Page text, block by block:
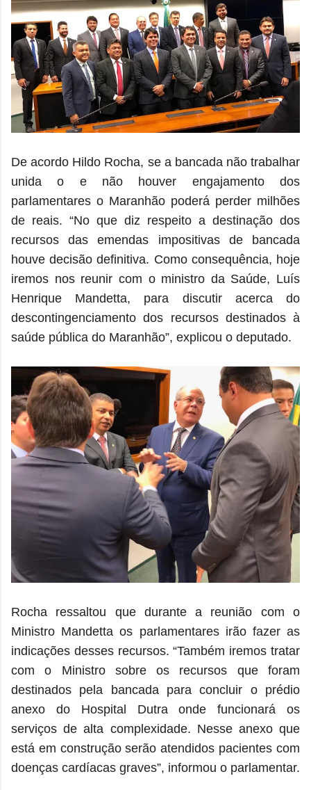
De acordo Hildo Rocha, se a bancada não trabalhar
unida o e não houver engajamento dos
parlamentares o Maranhão poderá perder milhões
de reais. “No que diz respeito a destinação dos
recursos das emendas impositivas de bancada
houve decisão definitiva. Como consequência, hoje
iremos nos reunir com o ministro da Saúde, Luís
Henrique Mandetta, para discutir acerca do
descontingenciamento dos recursos destinados à
saúde pública do Maranhão”, explicou o deputado.
Rocha ressaltou que durante a reunião com o
Ministro Mandetta os parlamentares irão fazer as
indicações desses recursos. “Também iremos tratar
com o Ministro sobre os recursos que foram
destinados pela bancada para concluir o prédio
anexo do Hospital Dutra onde funcionará os
serviços de alta complexidade. Nesse anexo que
está em construção serão atendidos pacientes com
doenças cardíacas graves”, informou o parlamentar.